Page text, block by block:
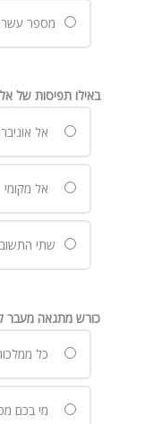
מספר
באילו תפיסות של
אל
אל מקומי
שתי
כורש מתגאה מעבר
כל
מי בכם